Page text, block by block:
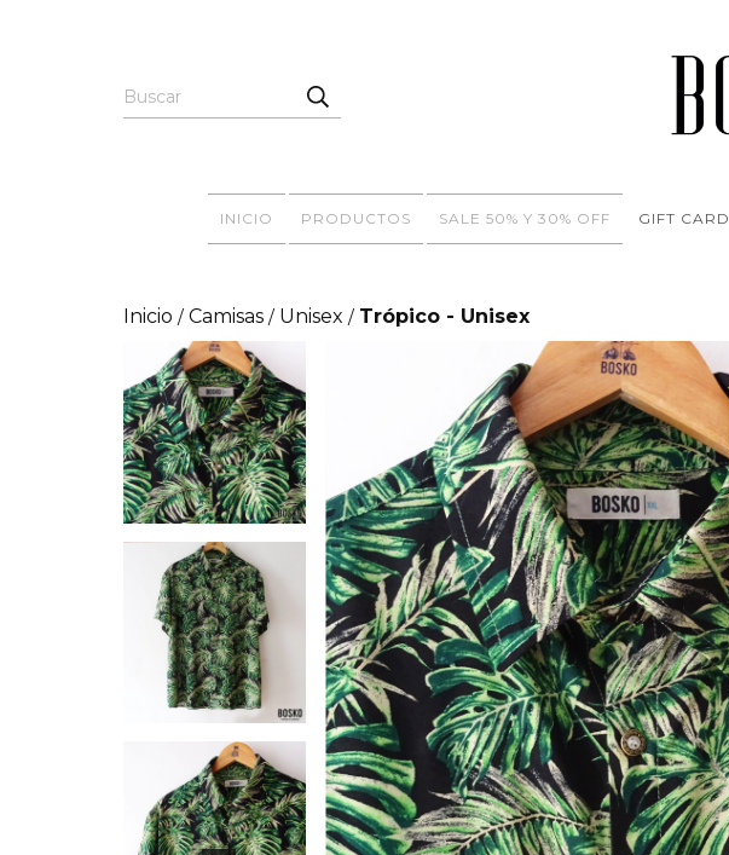
INICIO PRODUCTOS SALE 50% Y 30% OFF GIFT CARD
Inicio / Camisas / Unisex / Trópico - Unisex